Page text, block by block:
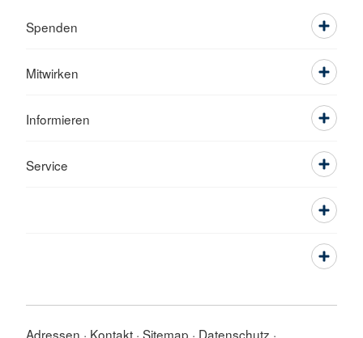
Spenden
Mitwirken
Informieren
Service
Adressen Kontakt Sitemap Datenschutz